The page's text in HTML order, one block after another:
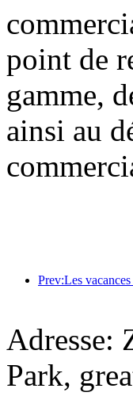
point de
gamme,
ainsi au
Adresse:
Park,